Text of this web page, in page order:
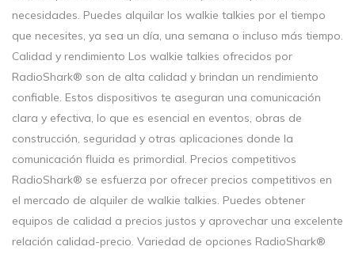
necesidades. Puedes alquilar los walkie talkies por el tiempo
que necesites, ya sea un día, una semana o incluso más tiempo.
Calidad y rendimiento Los walkie talkies ofrecidos por
RadioShark® son de alta calidad y brindan un rendimiento
confiable. Estos dispositivos te aseguran una comunicación
clara y efectiva, lo que es esencial en eventos, obras de
construcción, seguridad y otras aplicaciones donde la
comunicación fluida es primordial. Precios competitivos
RadioShark® se esfuerza por ofrecer precios competitivos en
el mercado de alquiler de walkie talkies. Puedes obtener
equipos de calidad a precios justos y aprovechar una excelente
relación calidad-precio. Variedad de opciones RadioShark®